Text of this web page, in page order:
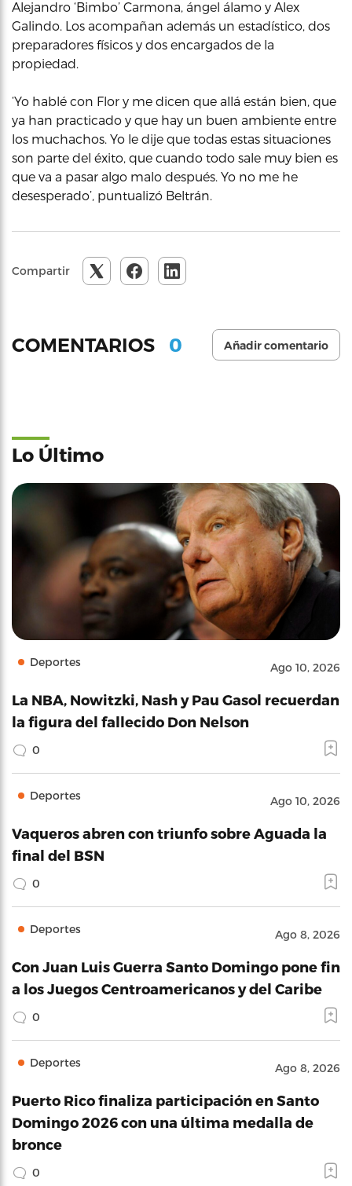
Alejandro ‘Bimbo’ Carmona, ángel álamo y Alex
Galindo. Los acompañan además un estadístico, dos
preparadores físicos y dos encargados de la
propiedad.
‘Yo hablé con Flor y me dicen que allá están bien, que
ya han practicado y que hay un buen ambiente entre
los muchachos. Yo le dije que todas estas situaciones
son parte del éxito, que cuando todo sale muy bien es
que va a pasar algo malo después. Yo no me he
desesperado’, puntualizó Beltrán.
Compartir
COMENTARIOS 0 Añadir comentario
Lo Último
Deportes Ago 10, 2026
La NBA, Nowitzki, Nash y Pau Gasol recuerdan
la figura del fallecido Don Nelson
0
Deportes Ago 10, 2026
Vaqueros abren con triunfo sobre Aguada la
final del BSN
0
Deportes Ago 8, 2026
Con Juan Luis Guerra Santo Domingo pone fin
a los Juegos Centroamericanos y del Caribe
0
Deportes Ago 8, 2026
Puerto Rico finaliza participación en Santo
Domingo 2026 con una última medalla de
bronce
0